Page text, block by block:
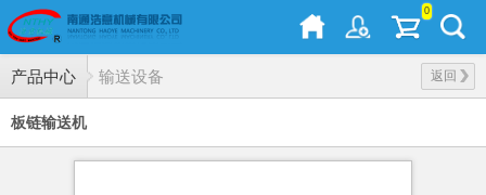
0
产品中心 返回
输送设备
板链输送机